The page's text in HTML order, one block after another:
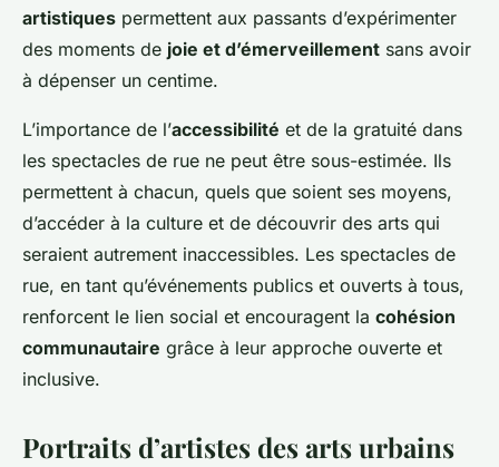
artistiques permettent aux passants d’expérimenter
des moments de joie et d’émerveillement sans avoir
à dépenser un centime.
L’importance de l’accessibilité et de la gratuité dans
les spectacles de rue ne peut être sous-estimée. Ils
permettent à chacun, quels que soient ses moyens,
d’accéder à la culture et de découvrir des arts qui
seraient autrement inaccessibles. Les spectacles de
rue, en tant qu’événements publics et ouverts à tous,
renforcent le lien social et encouragent la cohésion
communautaire grâce à leur approche ouverte et
inclusive.
Portraits d’artistes des arts urbains